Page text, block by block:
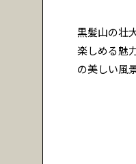
黒髪山の壮
楽しめる魅
の美しい風